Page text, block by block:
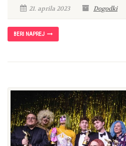
21. aprila 2023 Dogodki
BERI NAPREJ